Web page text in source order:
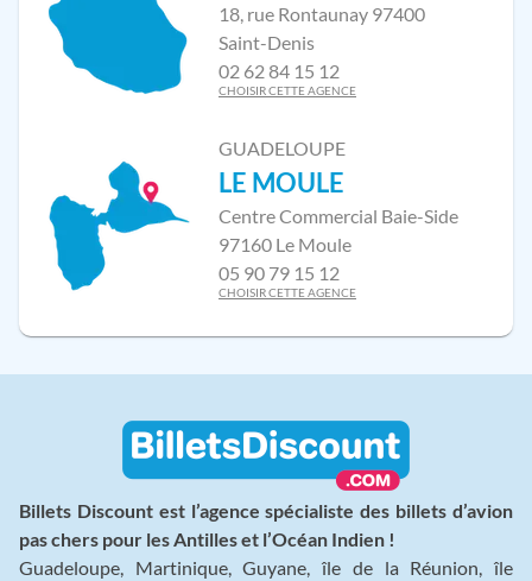
18, rue Rontaunay 97400
Saint-Denis
02 62 84 15 12
CHOISIR CETTE AGENCE
GUADELOUPE
LE MOULE
Centre Commercial Baie-Side
97160 Le Moule
05 90 79 15 12
CHOISIR CETTE AGENCE
Billets Discount est l’agence spécialiste des billets d’avion
pas chers pour les Antilles et l’Océan Indien !
Guadeloupe, Martinique, Guyane, île de la Réunion, île